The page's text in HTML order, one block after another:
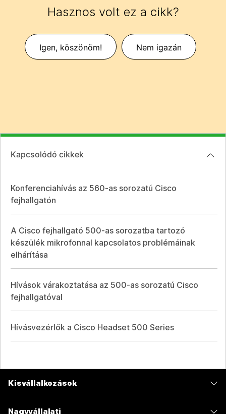
Hasznos volt ez a cikk?
Igen, köszönöm! Nem igazán
Kapcsolódó cikkek
Konferenciahívás az 560-as sorozatú Cisco
fejhallgatón
A Cisco fejhallgató 500-as sorozatba tartozó
készülék mikrofonnal kapcsolatos problémáinak
elhárítása
Hívások várakoztatása az 500-as sorozatú Cisco
fejhallgatóval
Hívásvezérlők a Cisco Headset 500 Series
Kisvállalkozások
Nagyvállalati